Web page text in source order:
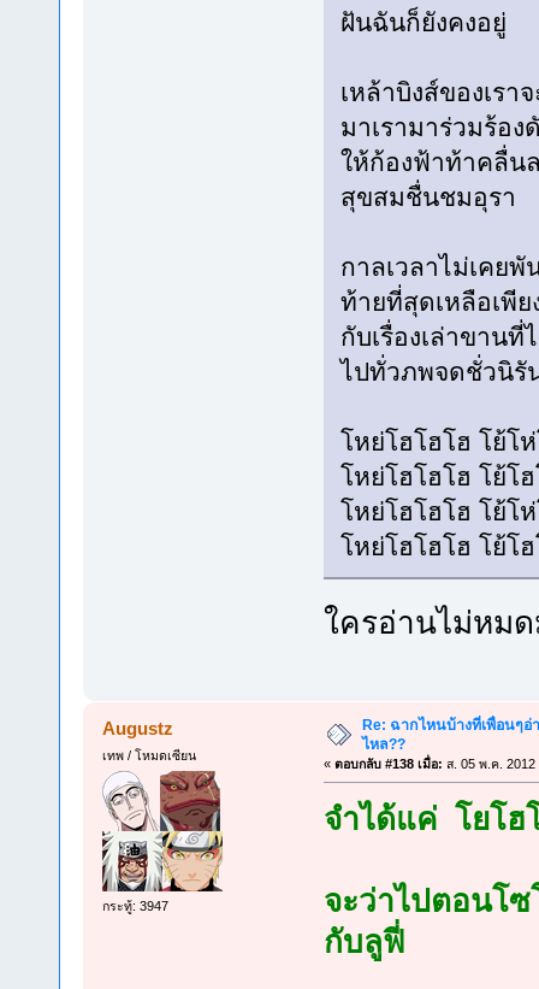
ฝันฉันก็ยังคงอยู่
เหล้าบิงส์ของเรา
มาเรามาร่วมร้อง
ให้ก้องฟ้าท้าคลื่น
สุขสมชื่นชมอุรา
กาลเวลาไม่เคยพั
ท้ายที่สุดเหลือเพีย
กับเรื่องเล่าขานที่
ไปทั่วภพจดชั่วนิรั
โหย่โฮโฮโฮ โย้โ
โหย่โฮโฮโฮ โย้โ
โหย่โฮโฮโฮ โย้โ
โหย่โฮโฮโฮ โย้โ
ใครอ่านไม่หม
Augustz
เทพ / โหมดเซียน
กระทู้: 3947
Re: ฉากไหนบ้างที่เพื่อนๆ
ไหล??
« ตอบกลับ #138 เมื่อ: ส. 05 พ.ค. 2012
จำได้แค่ โยโฮ
จะว่าไปตอนโ
กับลูฟี่